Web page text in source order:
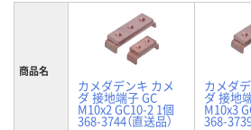
商品名
カメダデンキ カメ
ダ 接地端子 GC
M10x2 GC10-2 1個
368-3744（直送品）
カメダ
ダ 接地
M10x3
368-